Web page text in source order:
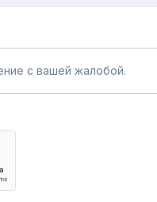
с вашей жалобой.